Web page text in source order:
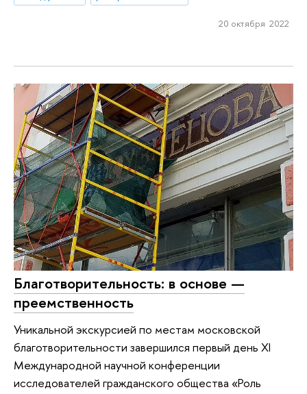
20 октября 2022
Благотворительность: в основе —
преемственность
Уникальной экскурсией по местам московской
благотворительности завершился первый день XI
Международной научной конференции
исследователей гражданского общества «Роль